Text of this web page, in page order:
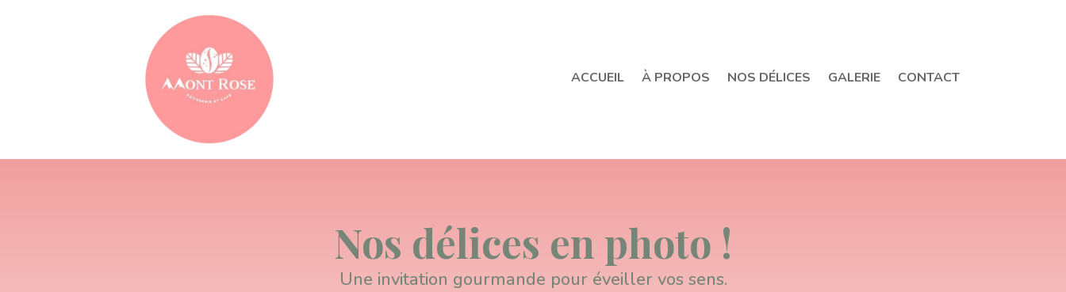
ACCUEIL À PROPOS NOS DÉLICES GALERIE CONTACT
Nos délices en photo !
Une invitation gourmande pour éveiller vos sens.